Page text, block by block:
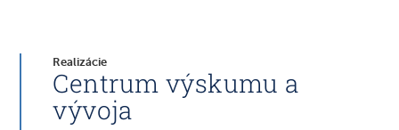
Realizácie
Centrum výskumu a
vývoja